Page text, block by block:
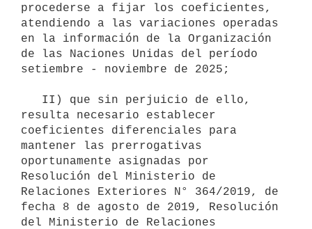
procederse a fijar los coeficientes,
atendiendo a las variaciones operadas
en la información de la Organización
de las Naciones Unidas del período
setiembre - noviembre de 2025;
resulta necesario establecer
coeficientes diferenciales para
mantener las prerrogativas
oportunamente asignadas por
Resolución del Ministerio de
Relaciones Exteriores N° 364/2019, de
fecha 8 de agosto de 2019, Resolución
del Ministerio de Relaciones